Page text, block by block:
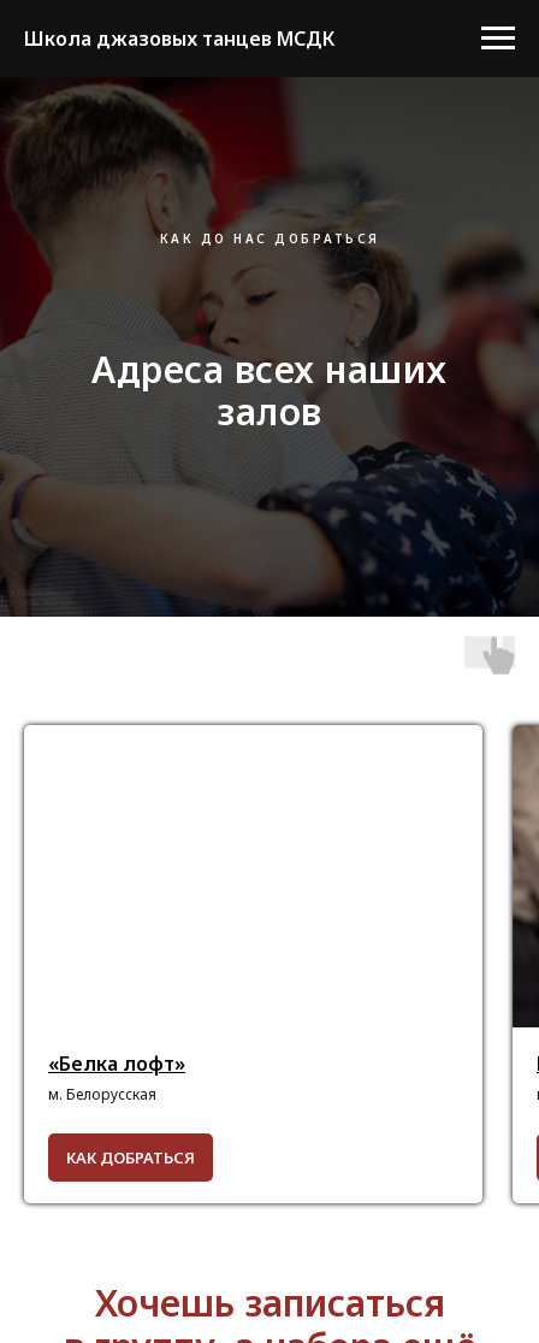
Школа джазовых танцев МСДК
КАК ДО НАС ДОБРАТЬСЯ
Адреса всех наших
залов
«Белка лофт»
м. Белорусская
КАК ДОБРАТЬСЯ
Хочешь записаться